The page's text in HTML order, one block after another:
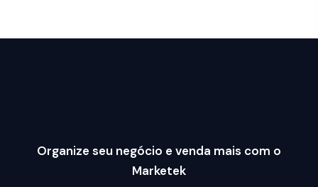
Organize seu negócio e venda mais com o
Marketek